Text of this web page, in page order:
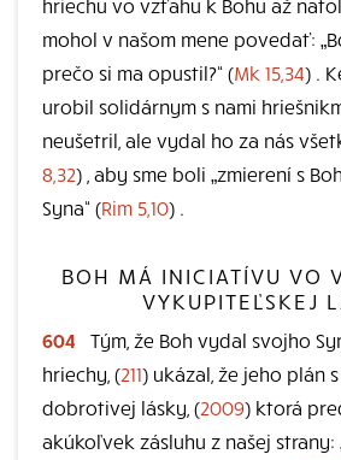
mohol v našom mene povedať:
prečo si ma opustil?“ (Mk 15,34) .
urobil solidárnym s nami
neušetril, ale vydal ho za nás
8,32) , aby sme boli „zmierení s
Syna“ (Rim 5,10) .
BOH MÁ INICIATÍVU VO
VYKUPITEĽSKEJ
604
Tým, že Boh vydal svojho
hriechy, (211) ukázal, že jeho plán
dobrotivej lásky, (2009) ktorá
akúkoľvek zásluhu z našej strany: